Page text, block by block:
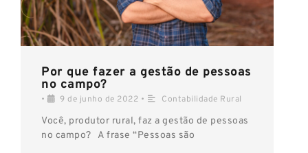
Por que fazer a gestão de pessoas
no campo?
• 9 de junho de 2022 • Contabilidade Rural
Você, produtor rural, faz a gestão de pessoas
no campo? A frase “Pessoas são